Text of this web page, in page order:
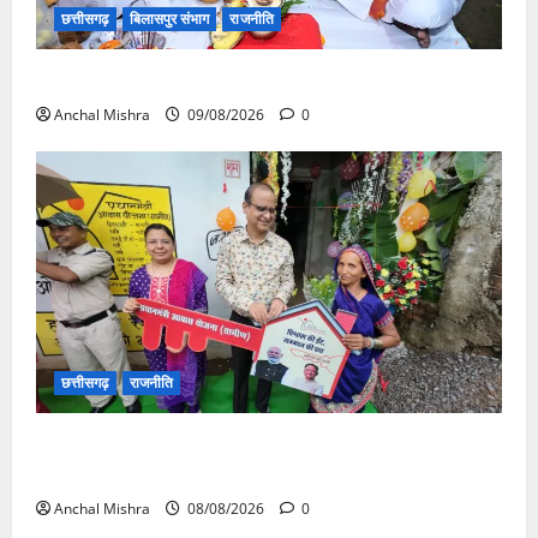
छत्तीसगढ़ बिलासपुर संभाग राजनीति
Anchal Mishra 09/08/2026 0
छत्तीसगढ़ राजनीति
Anchal Mishra 08/08/2026 0